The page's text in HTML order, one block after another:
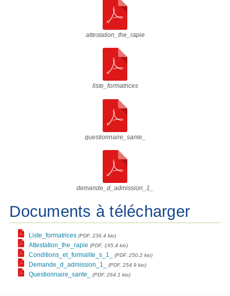
attestation_the_rapie
liste_formatrices
questionnaire_sante_
demande_d_admission_1_
Documents à télécharger
Liste_formatrices (PDF, 236.4 kio)
Attestation_the_rapie (PDF, 195.4 kio)
Conditions_et_formalite_s_1_ (PDF, 250.2 kio)
Demande_d_admission_1_ (PDF, 254.9 kio)
Questionnaire_sante_ (PDF, 264.1 kio)